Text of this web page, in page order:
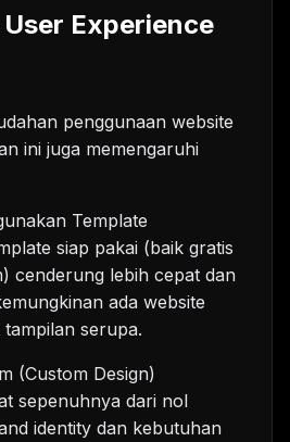
Experience
penggunaan website
ini juga memengaruhi
Template
siap pakai (baik gratis
cenderung lebih cepat dan
ada website
serupa.
(Custom Design)
sepenuhnya dari nol
identity dan kebutuhan